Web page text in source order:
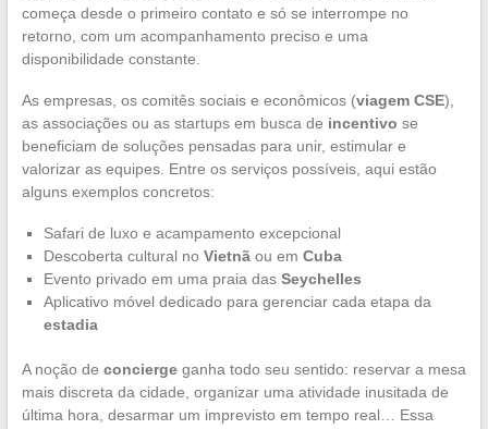
começa desde o primeiro contato e só se interrompe no
retorno, com um acompanhamento preciso e uma
disponibilidade constante.
As empresas, os comitês sociais e econômicos (viagem CSE),
as associações ou as startups em busca de incentivo se
beneficiam de soluções pensadas para unir, estimular e
valorizar as equipes. Entre os serviços possíveis, aqui estão
alguns exemplos concretos:
Safari de luxo e acampamento excepcional
Descoberta cultural no Vietnãou em Cuba
Evento privado em uma praia das Seychelles
Aplicativo móvel dedicado para gerenciar cada etapa da
estadia
A noção de conciergeganha todo seu sentido: reservar a mesa
mais discreta da cidade, organizar uma atividade inusitada de
última hora, desarmar um imprevisto em tempo real… Essa